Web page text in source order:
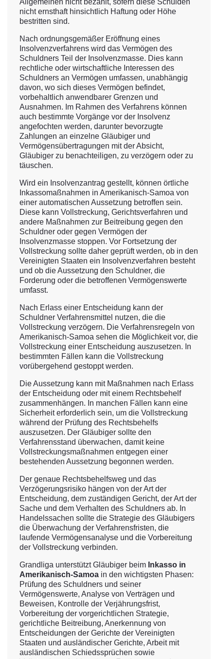
Allgemeinen nicht bezahlt, sofern diese Schulden
nicht ernsthaft hinsichtlich Haftung oder Höhe
bestritten sind.
Nach ordnungsgemäßer Eröffnung eines
Insolvenzverfahrens wird das Vermögen des
Schuldners Teil der Insolvenzmasse. Dies kann
rechtliche oder wirtschaftliche Interessen des
Schuldners an Vermögen umfassen, unabhängig
davon, wo sich dieses Vermögen befindet,
vorbehaltlich anwendbarer Grenzen und
Ausnahmen. Im Rahmen des Verfahrens können
auch bestimmte Vorgänge vor der Insolvenz
angefochten werden, darunter bevorzugte
Zahlungen an einzelne Gläubiger und
Vermögensübertragungen mit der Absicht,
Gläubiger zu benachteiligen, zu verzögern oder zu
täuschen.
Wird ein Insolvenzantrag gestellt, können örtliche
Inkassomaßnahmen in Amerikanisch-Samoa von
einer automatischen Aussetzung betroffen sein.
Diese kann Vollstreckung, Gerichtsverfahren und
andere Maßnahmen zur Beitreibung gegen den
Schuldner oder gegen Vermögen der
Insolvenzmasse stoppen. Vor Fortsetzung der
Vollstreckung sollte daher geprüft werden, ob in den
Vereinigten Staaten ein Insolvenzverfahren besteht
und ob die Aussetzung den Schuldner, die
Forderung oder die betroffenen Vermögenswerte
umfasst.
Nach Erlass einer Entscheidung kann der
Schuldner Verfahrensmittel nutzen, die die
Vollstreckung verzögern. Die Verfahrensregeln von
Amerikanisch-Samoa sehen die Möglichkeit vor, die
Vollstreckung einer Entscheidung auszusetzen. In
bestimmten Fällen kann die Vollstreckung
vorübergehend gestoppt werden.
Die Aussetzung kann mit Maßnahmen nach Erlass
der Entscheidung oder mit einem Rechtsbehelf
zusammenhängen. In manchen Fällen kann eine
Sicherheit erforderlich sein, um die Vollstreckung
während der Prüfung des Rechtsbehelfs
auszusetzen. Der Gläubiger sollte den
Verfahrensstand überwachen, damit keine
Vollstreckungsmaßnahmen entgegen einer
bestehenden Aussetzung begonnen werden.
Der genaue Rechtsbehelfsweg und das
Verzögerungsrisiko hängen von der Art der
Entscheidung, dem zuständigen Gericht, der Art der
Sache und dem Verhalten des Schuldners ab. In
Handelssachen sollte die Strategie des Gläubigers
die Überwachung der Verfahrensfristen, die
laufende Vermögensanalyse und die Vorbereitung
der Vollstreckung verbinden.
Grandliga unterstützt Gläubiger beim Inkasso in
Amerikanisch-Samoa in den wichtigsten Phasen:
Prüfung des Schuldners und seiner
Vermögenswerte, Analyse von Verträgen und
Beweisen, Kontrolle der Verjährungsfrist,
Vorbereitung der vorgerichtlichen Strategie,
gerichtliche Beitreibung, Anerkennung von
Entscheidungen der Gerichte der Vereinigten
Staaten und ausländischer Gerichte, Arbeit mit
ausländischen Schiedssprüchen sowie